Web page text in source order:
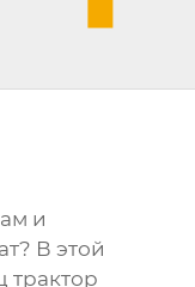
и
В этой
трактор